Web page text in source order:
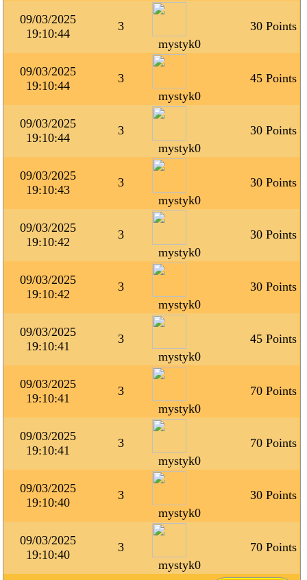
09/03/2025
19:10:44
3
mystyk0
30 Points
09/03/2025
19:10:44
3
mystyk0
45 Points
09/03/2025
19:10:44
3
mystyk0
30 Points
09/03/2025
19:10:43
3
mystyk0
30 Points
09/03/2025
19:10:42
3
mystyk0
30 Points
09/03/2025
19:10:42
3
mystyk0
30 Points
09/03/2025
19:10:41
3
mystyk0
45 Points
09/03/2025
19:10:41
3
mystyk0
70 Points
09/03/2025
19:10:41
3
mystyk0
70 Points
09/03/2025
19:10:40
3
mystyk0
30 Points
09/03/2025
19:10:40
3
mystyk0
70 Points